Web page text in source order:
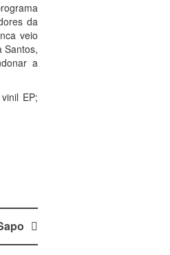
da
veio
Santos,
a
EP;